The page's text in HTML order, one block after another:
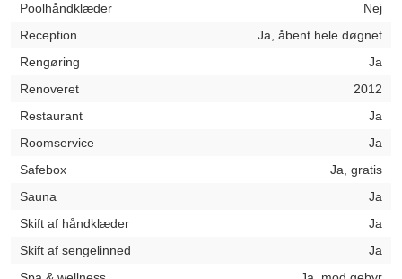
Poolhåndklæder
Nej
Reception
Ja, åbent hele døgnet
Rengøring
Ja
Renoveret
2012
Restaurant
Ja
Roomservice
Ja
Safebox
Ja, gratis
Sauna
Ja
Skift af håndklæder
Ja
Skift af sengelinned
Ja